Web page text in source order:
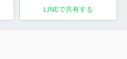
LINEで共有する